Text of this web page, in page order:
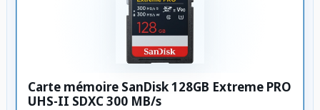
Carte mémoire SanDisk 128GB Extreme PRO
UHS-II SDXC 300 MB/s